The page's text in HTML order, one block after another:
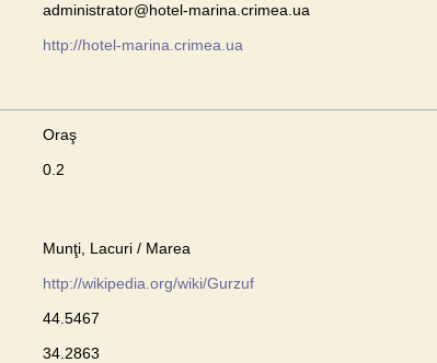
administrator@hotel-marina.crimea.ua
http://hotel-marina.crimea.ua
Oraş
0.2
Munţi, Lacuri / Marea
http://wikipedia.org/wiki/Gurzuf
44.5467
34.2863